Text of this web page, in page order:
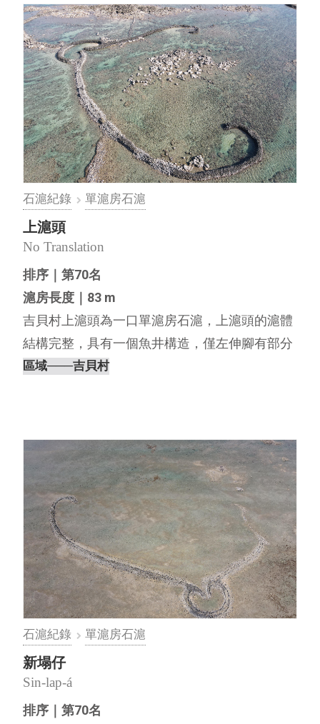
石滬紀錄 單滬房石滬
上滬頭
No Translation
排序｜第70名
滬房長度｜83 m
吉貝村上滬頭為一口單滬房石滬，上滬頭的滬體
結構完整，具有一個魚井構造，僅左伸腳有部分
崩塌。上滬頭位於周遭石滬群與沿岸礁岩的中間
區域───吉貝村
石滬紀錄 單滬房石滬
新塌仔
Sin-lap-á
排序｜第70名